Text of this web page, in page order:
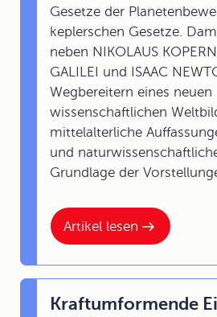
Artikel lesen
Gesetze der
keplerschen Gesetze.
neben NIKOLAUS
GALILEI und ISAAC
Wegbereitern eines neuen
wissenschaftlichen
mittelalterliche
und
Grundlage der
Kraftumformende